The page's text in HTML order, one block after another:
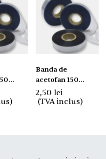
6
Banda de
acetofan 150
microni, latime 9
cm.
2,50lei
(TVA inclus)